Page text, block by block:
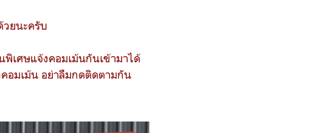
วยนะครับ
พิเศษแจ้งคอมเม้นกันเข้ามาได้
อมเม้น อย่าลืมกดติดตามกัน